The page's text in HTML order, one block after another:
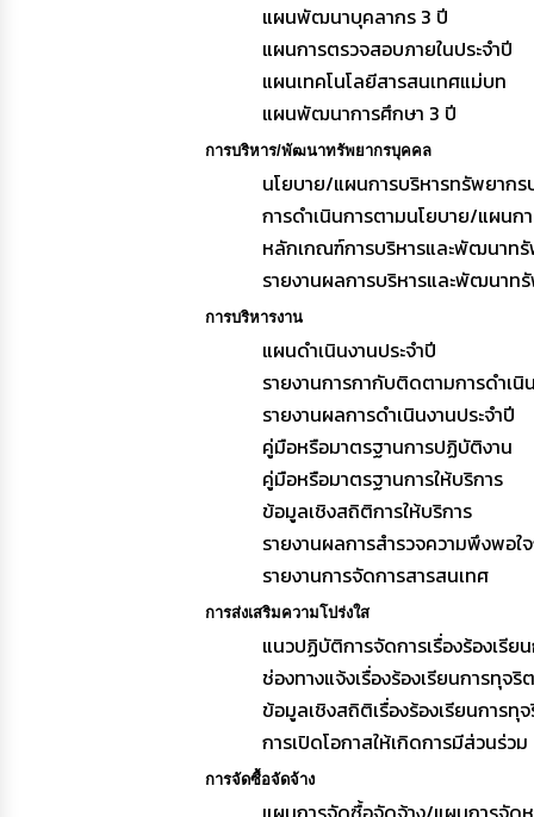
แผนพัฒนาบุคลากร 3 ปี
แผนการตรวจสอบภายในประจำปี
แผนเทคโนโลยีสารสนเทศแม่บท
แผนพัฒนาการศึกษา 3 ปี
การบริหาร/พัฒนาทรัพยากรบุคคล
นโยบาย/แผนการบริหารทรัพยาก
การดำเนินการตามนโยบาย/แผน
หลักเกณฑ์การบริหารและพัฒนาท
รายงานผลการบริหารและพัฒนาท
การบริหารงาน
แผนดำเนินงานประจำปี
รายงานการกากับติดตามการดำเนิ
รายงานผลการดำเนินงานประจำปี
คู่มือหรือมาตรฐานการปฏิบัติงาน
คู่มือหรือมาตรฐานการให้บริการ
ข้อมูลเชิงสถิติการให้บริการ
รายงานผลการสำรวจความพึงพอใ
รายงานการจัดการสารสนเทศ
การส่งเสริมความโปร่งใส
แนวปฏิบัติการจัดการเรื่องร้องเรี
ช่องทางแจ้งเรื่องร้องเรียนการทุจ
ข้อมูลเชิงสถิติเรื่องร้องเรียนการ
การเปิดโอกาสให้เกิดการมีส่วนร่วม
การจัดซื้อจัดจ้าง